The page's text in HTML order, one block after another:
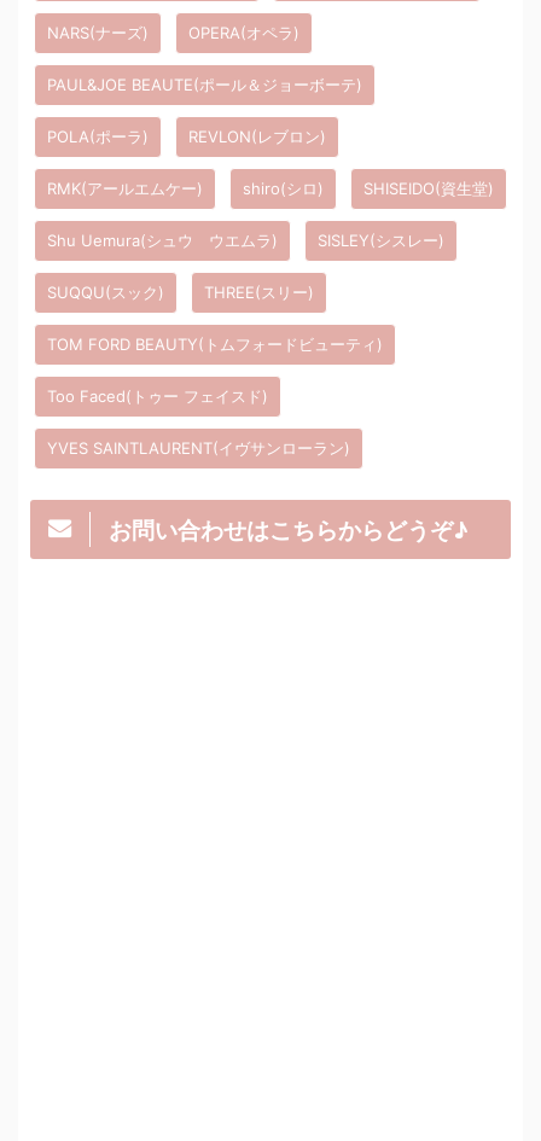
NARS(ナーズ) OPERA(オペラ)
PAUL&JOE BEAUTE(ポール＆ジョーボーテ)
POLA(ポーラ) REVLON(レブロン)
RMK(アールエムケー) shiro(シロ) SHISEIDO(資生堂)
Shu Uemura(シュウ ウエムラ) SISLEY(シスレー)
SUQQU(スック) THREE(スリー)
TOM FORD BEAUTY(トムフォードビューティ)
Too Faced(トゥー フェイスド)
YVES SAINTLAURENT(イヴサンローラン)
お問い合わせはこちらからどうぞ♪